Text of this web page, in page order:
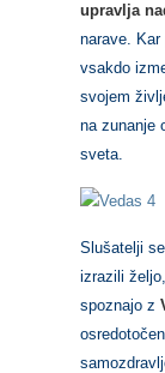
upravlja
narave.
vsakdo
svojem
na zunanje
sveta.
Slušatelji
izrazili
spoznajo z